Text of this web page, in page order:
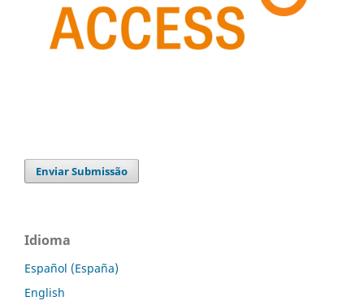
Enviar Submissão
Idioma
Español (España)
English